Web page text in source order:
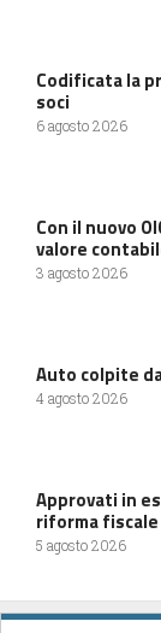
Codificata la
soci
6 agosto 2026
Con il nuovo
valore
3 agosto 2026
Auto colpite
4 agosto 2026
Approvati in
riforma fiscale
5 agosto 2026